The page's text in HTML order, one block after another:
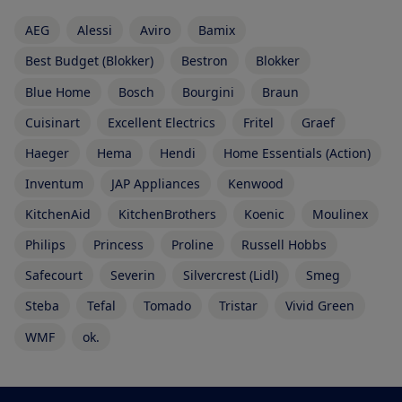
AEG Alessi Aviro
Bamix
Best Budget (Blokker)
Bestron
Blokker
Blue Home
Bosch Bourgini
Braun
Cuisinart
Excellent Electrics Fritel
Graef
Haeger
Hema Hendi
Home Essentials (Action)
Inventum
JAP Appliances
Kenwood
KitchenAid
KitchenBrothers Koenic
Moulinex
Philips
Princess Proline
Russell Hobbs
Safecourt
Severin Silvercrest (Lidl)
Smeg
Steba
Tefal Tomado Tristar
Vivid Green
WMF
ok.